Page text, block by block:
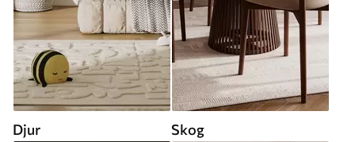
Djur Skog